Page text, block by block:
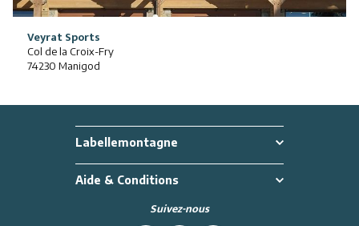
Veyrat Sports
Col de la Croix-Fry
74230 Manigod
Labellemontagne
Aide & Conditions
Suivez-nous